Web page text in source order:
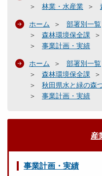
林業・水産業
ホーム 部署別一覧
森林環境保全課
事業計画・実績
ホーム 部署別一覧
森林環境保全課
秋田県水と緑の森
事業計画・実績
産
事業計画・実績